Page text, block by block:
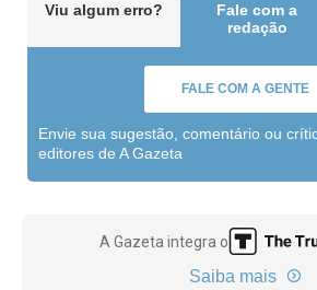
Viu algum erro?
Fale com a
redação
FALE COM A GENTE
Envie sua sugestão, comentário ou
editores de A Gazeta
A Gazeta integra o
Saiba mais